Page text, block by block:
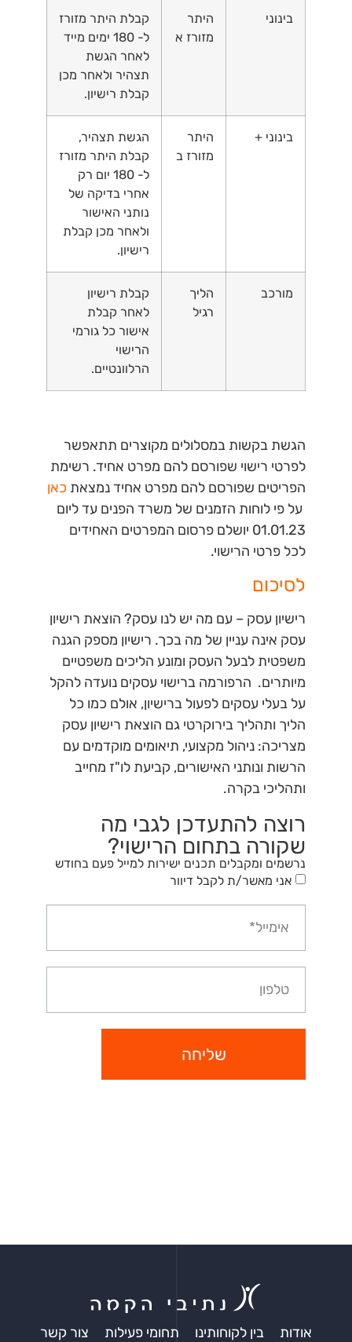
בינוני
היתר
מזורז א
קבלת היתר מזורז
ל- 180 ימים מייד
לאחר הגשת
תצהיר ולאחר מכן
קבלת רישיון.
בינוני +
היתר
מזורז ב
הגשת תצהיר,
קבלת היתר מזורז
ל- 180 יום רק
אחרי בדיקה של
נותני האישור
ולאחר מכן קבלת
רישיון.
מורכב
הליך
רגיל
קבלת רישיון
לאחר קבלת
אישור כל גורמי
הרישוי
הרלוונטיים.
הגשת בקשות במסלולים מקוצרים תתאפשר
לפרטי רישוי שפורסם להם מפרט אחיד. רשימת
הפריטים שפורסם להם מפרט אחיד נמצאת כאן
על פי לוחות הזמנים של משרד הפנים עד ליום
01.01.23 יושלם פרסום המפרטים האחידים
לכל פרטי הרישוי.
לסיכום
רישיון עסק – עם מה יש לנו עסק? הוצאת רישיון
עסק אינה עניין של מה בכך. רישיון מספק הגנה
משפטית לבעל העסק ומונע הליכים משפטיים
מיותרים. הרפורמה ברישוי עסקים נועדה להקל
על בעלי עסקים לפעול ברישיון, אולם כמו כל
הליך ותהליך בירוקרטי גם הוצאת רישיון עסק
מצריכה: ניהול מקצועי, תיאומים מוקדמים עם
הרשות ונותני האישורים, קביעת לו"ז מחייב
ותהליכי בקרה.
רוצה להתעדכן לגבי מה
שקורה בתחום הרישוי?
נרשמים ומקבלים תכנים ישירות למייל פעם בחודש
אני מאשר/ת לקבל דיוור
שליחה
אודות בין לקוחותינו תחומי פעילות צור קשר